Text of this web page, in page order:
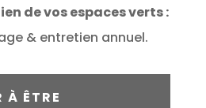
de vos espaces verts :
& entretien annuel.
À ÊTRE